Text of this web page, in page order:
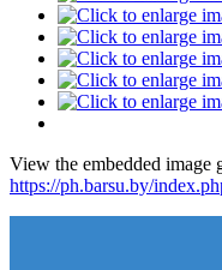
View the embedded image
https://ph.barsu.by/